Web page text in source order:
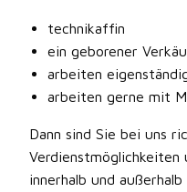
technikaffin
ein geborener
arbeiten
arbeiten gerne mit
Dann sind Sie bei uns
Verdienstmöglichkeiten
innerhalb und